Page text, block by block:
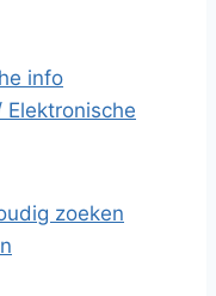
info
Elektronische
zoeken